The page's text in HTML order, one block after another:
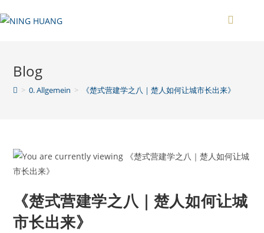
Inhalt
Blog
> 0. Allgemein > 《楚式营建学之八｜楚人如何让城市长出来》
《楚式营建学之八｜楚人如何让城
市长出来》